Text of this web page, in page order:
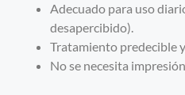
Adecuado para uso
desapercibido).
Tratamiento predecible
No se necesita